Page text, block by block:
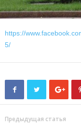
https://
5/
Предыдущая статья